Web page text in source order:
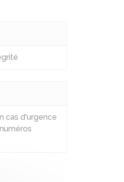
cas d'urgence